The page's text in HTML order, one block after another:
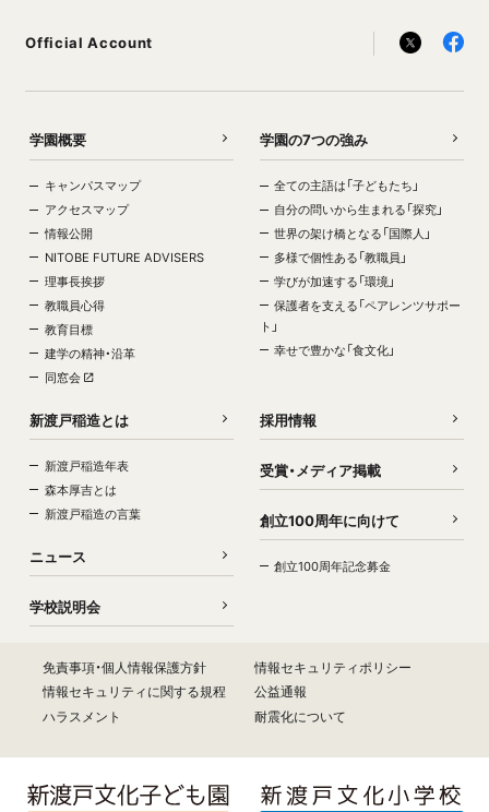
Official Account
学園概要
キャンパスマップ
アクセスマップ
情報公開
NITOBE FUTURE ADVISERS
理事長挨拶
教職員心得
教育目標
建学の精神・沿革
同窓会
学園の7つの強み
全ての主語は「子どもたち」
自分の問いから生まれる「探究」
世界の架け橋となる「国際人」
多様で個性ある「教職員」
学びが加速する「環境」
保護者を支える「ペアレンツサポー
ト」
幸せで豊かな「食文化」
新渡戸稲造とは
新渡戸稲造年表
森本厚吉とは
新渡戸稲造の言葉
ニュース
学校説明会
採用情報
受賞・メディア掲載
創立100周年に向けて
創立100周年記念募金
免責事項・個人情報保護方針
情報セキュリティポリシー
情報セキュリティに関する規程
公益通報
ハラスメント
耐震化について